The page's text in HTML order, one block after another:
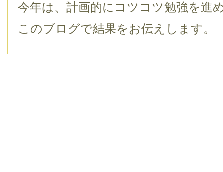
今年は、計画的にコツコツ勉強を進
このブログで結果をお伝えします。